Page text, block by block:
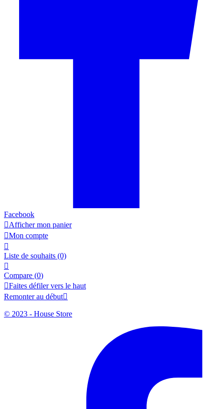
Facebook
Afficher mon panier
Mon compte

Liste de souhaits (0)

Compare (0)
Faites défiler vers le haut
Remonter au début
© 2023 - House Store